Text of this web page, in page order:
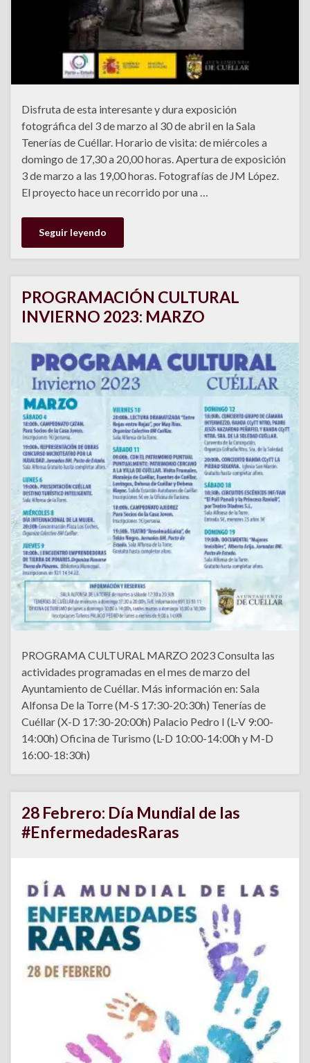
Disfruta de esta interesante y dura exposición
fotográfica del 3 de marzo al 30 de abril en la Sala
Tenerías de Cuéllar. Horario de visita: de miércoles a
domingo de 17,30 a 20,00 horas. Apertura de exposición
3 de marzo a las 19,00 horas. Fotografías de JM López.
El proyecto hace un recorrido por una …
Seguir leyendo
PROGRAMACIÓN CULTURAL
INVIERNO 2023: MARZO
PROGRAMA CULTURAL MARZO 2023 Consulta las
actividades programadas en el mes de marzo del
Ayuntamiento de Cuéllar. Más información en: Sala
Alfonsa De la Torre (M-S 17:30-20:30h) Tenerías de
Cuéllar (X-D 17:30-20:00h) Palacio Pedro I (L-V 9:00-
14:00h) Oficina de Turismo (L-D 10:00-14:00h y M-D
16:00-18:30h)
28 Febrero: Día Mundial de las
#EnfermedadesRaras